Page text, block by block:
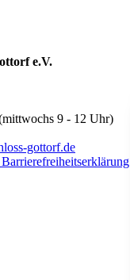
e.V.
9 - 12 Uhr)
gottorf.de
Barrierefreiheitserklärung